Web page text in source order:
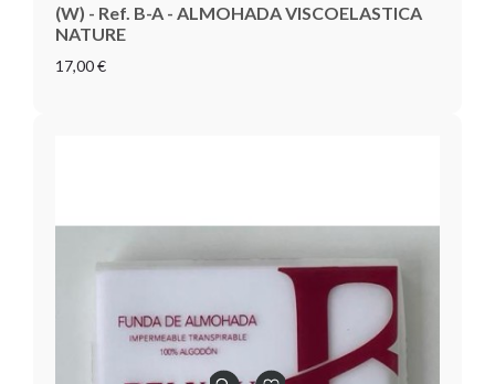
(W) - Ref. B-A - ALMOHADA VISCOELASTICA
NATURE
17,00 €